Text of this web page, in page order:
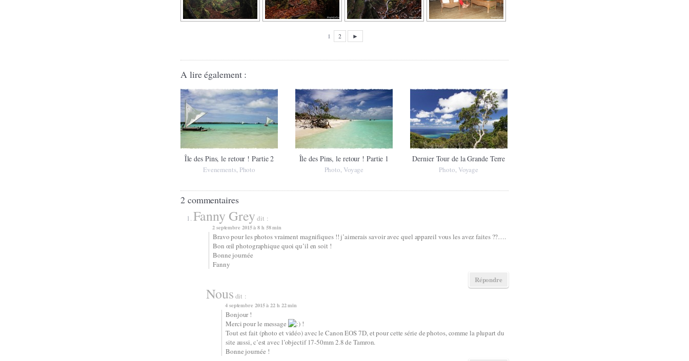
1 2 ►
A lire également :
Île des Pins, le retour ! Partie 2
Evenements, Photo
Île des Pins, le retour ! Partie 1
Photo Voyage
Dernier Tour de la Grande Terre
Photo Voyage
2 commentaires
Fanny Grey dit :
2 septembre 2015 à 8 h 58 min
Bravo pour les photos vraiment magnifiques !! j’aimerais savoir avec quel appareil vous les avez faites ??….
Bon œil photographique quoi qu’il en soit !
Bonne journée
Fanny
Répondre
Nous dit :
4 septembre 2015 à 22 h 22 min
Bonjour !
Merci pour le message
!
Tout est fait (photo et vidéo) avec le Canon EOS 7D, et pour cette série de photos, comme la plupart du
site aussi, c’est avec l’objectif 17-50mm 2.8 de Tamron.
Bonne journée !